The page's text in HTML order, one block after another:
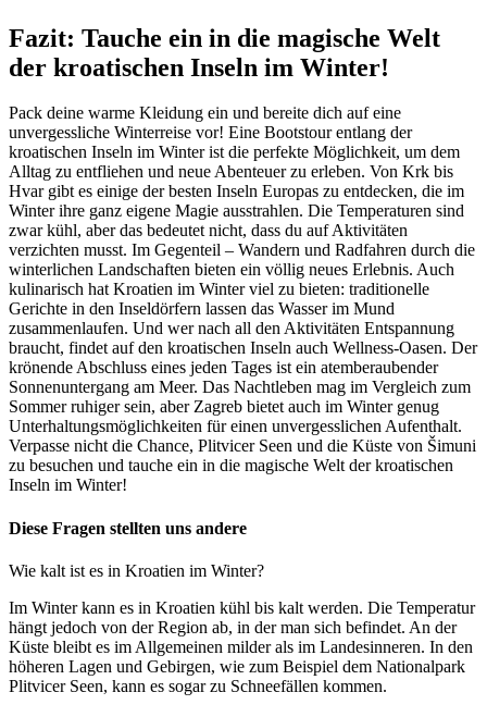
Fazit: Tauche ein in die magische Welt
der kroatischen Inseln im Winter!
Pack deine warme Kleidung ein und bereite dich auf eine
unvergessliche Winterreise vor! Eine Bootstour entlang der
kroatischen Inseln im Winter ist die perfekte Möglichkeit, um dem
Alltag zu entfliehen und neue Abenteuer zu erleben. Von Krk bis
Hvar gibt es einige der besten Inseln Europas zu entdecken, die im
Winter ihre ganz eigene Magie ausstrahlen. Die Temperaturen sind
zwar kühl, aber das bedeutet nicht, dass du auf Aktivitäten
verzichten musst. Im Gegenteil – Wandern und Radfahren durch die
winterlichen Landschaften bieten ein völlig neues Erlebnis. Auch
kulinarisch hat Kroatien im Winter viel zu bieten: traditionelle
Gerichte in den Inseldörfern lassen das Wasser im Mund
zusammenlaufen. Und wer nach all den Aktivitäten Entspannung
braucht, findet auf den kroatischen Inseln auch Wellness-Oasen. Der
krönende Abschluss eines jeden Tages ist ein atemberaubender
Sonnenuntergang am Meer. Das Nachtleben mag im Vergleich zum
Sommer ruhiger sein, aber Zagreb bietet auch im Winter genug
Unterhaltungsmöglichkeiten für einen unvergesslichen Aufenthalt.
Verpasse nicht die Chance, Plitvicer Seen und die Küste von Šimuni
zu besuchen und tauche ein in die magische Welt der kroatischen
Inseln im Winter!
Diese Fragen stellten uns andere
Wie kalt ist es in Kroatien im Winter?
Im Winter kann es in Kroatien kühl bis kalt werden. Die Temperatur
hängt jedoch von der Region ab, in der man sich befindet. An der
Küste bleibt es im Allgemeinen milder als im Landesinneren. In den
höheren Lagen und Gebirgen, wie zum Beispiel dem Nationalpark
Plitvicer Seen, kann es sogar zu Schneefällen kommen.